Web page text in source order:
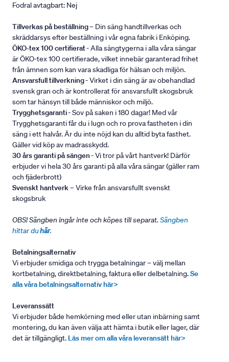
Fodral avtagbart: Nej
Tillverkas på beställning– Din säng handtillverkas och
skräddarsys efter beställning i vår egna fabrik i Enköping.
ÖKO-tex 100 certifierat- Alla sängtygerna i alla våra sängar
är ÖKO-tex 100 certifierade, vilket innebär garanterad frihet
från ämnen som kan vara skadliga för hälsan och miljön.
Ansvarsfull tillverkning- Virket i din säng är av obehandlad
svensk gran och är kontrollerat för ansvarsfullt skogsbruk
som tar hänsyn till både människor och miljö.
Trygghetsgaranti- Sov på saken i 180 dagar! Med vår
Trygghetsgaranti får du i lugn och ro prova fastheten i din
säng i ett halvår. Är du inte nöjd kan du alltid byta fasthet.
Gäller vid köp av madrasskydd.
30 års garanti på sängen- Vi tror på vårt hantverk! Därför
erbjuder vi hela 30 års garanti på alla våra sängar (gäller ram
och fjäderbrott)
Svenskt hantverk– Virke från ansvarsfullt svenskt
skogsbruk
OBS! Sängben ingår inte och köpes till separat. Sängben
hittar duhär.
Betalningsalternativ
Vi erbjuder smidiga och trygga betalningar – välj mellan
kortbetalning, direktbetalning, faktura eller delbetalning.Se
alla våra betalningsalternativ här>
Leveranssätt
Vi erbjuder både hemkörning med eller utan inbärning samt
montering, du kan även välja att hämta i butik eller lager, där
det är tillgängligt. Läs mer om alla våra leveransätt här>